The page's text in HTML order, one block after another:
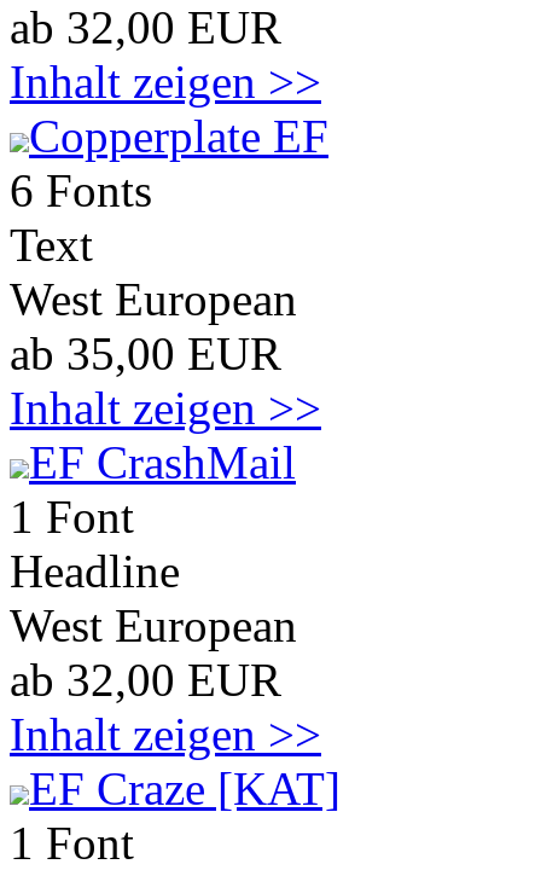
ab 32,00 EUR
Inhalt zeigen >>
Copperplate EF
6 Fonts
Text
West European
ab 35,00 EUR
Inhalt zeigen >>
EF CrashMail
1 Font
Headline
West European
ab 32,00 EUR
Inhalt zeigen >>
EF Craze [KAT]
1 Font